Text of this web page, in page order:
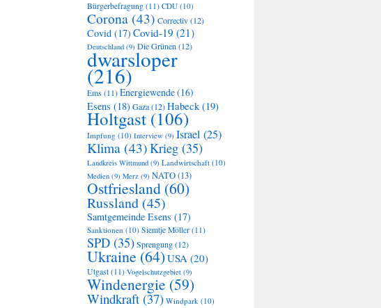
Bürgerbefragung (11) CDU (10)
Corona (43) Correctiv(12)
Covid (17) Covid-19 (21)
Deutschland (9) Die Grünen(12)
dwarsloper
(216)
Ems (11) Energiewende(16)
Esens (18)Gaza(12)Habeck(19)
Holtgast (106)
Impfung (10) Interview (9) Israel (25)
Klima (43)Krieg (35)
Landkreis Wittmund (9) Landwirtschaft (10)
Medien (9) Merz (9) NATO(13)
Ostfriesland (60)
Russland (45)
Samtgemeinde Esens (17)
Sanktionen (10) Siemtje Möller (11)
SPD (35)Sprengung(12)
Ukraine (64)USA (20)
Utgast (11) Vogelschutzgebiet (9)
Windenergie (59)
Windkraft (37) Windpark (10)